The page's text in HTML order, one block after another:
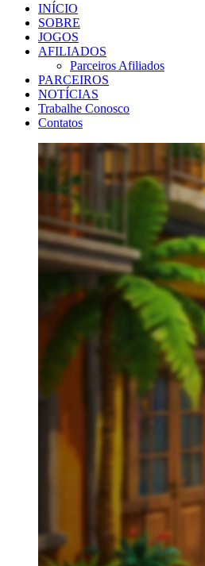
INÍCIO
SOBRE
JOGOS
AFILIADOS
Parceiros Afiliados
PARCEIROS
NOTÍCIAS
Trabalhe Conosco
Contatos